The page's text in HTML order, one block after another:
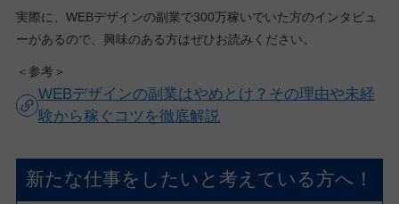
実際に、WEBデザインの副業で300万稼いでいた方のインタビュ
ーがあるので、興味のある方はぜひお読みください。
＜参考＞
WEBデザインの副業はやめとけ？その理由や未経
験から稼ぐコツを徹底解説
新たな仕事をしたいと考えている方へ！